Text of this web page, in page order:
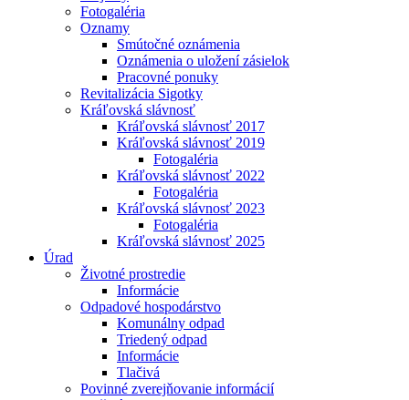
Fotogaléria
Oznamy
Smútočné oznámenia
Oznámenia o uložení zásielok
Pracovné ponuky
Revitalizácia Sigotky
Kráľovská slávnosť
Kráľovská slávnosť 2017
Kráľovská slávnosť 2019
Fotogaléria
Kráľovská slávnosť 2022
Fotogaléria
Kráľovská slávnosť 2023
Fotogaléria
Kráľovská slávnosť 2025
Úrad
Životné prostredie
Informácie
Odpadové hospodárstvo
Komunálny odpad
Triedený odpad
Informácie
Tlačivá
Povinné zverejňovanie informácií